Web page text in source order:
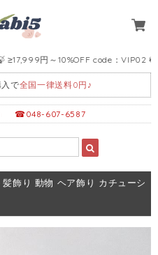
円～10%OFF code：VIP02 🍃
で全国一律送料0円♪
☎048-607-6587
飾り 動物 ヘア飾り カチューシ